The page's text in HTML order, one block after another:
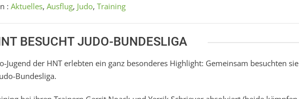
: Aktuelles, Ausflug, Judo, Training
BESUCHT JUDO-BUNDESLIGA
Jugend der HNT erlebten ein ganz besonderes Highlight: Gemeinsam besuchten sie
Bundesliga.